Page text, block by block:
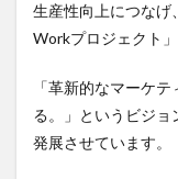
生産性向上につなげ
Workプロジェクト」
「革新的なマーケ
る。」というビジ
発展させています。